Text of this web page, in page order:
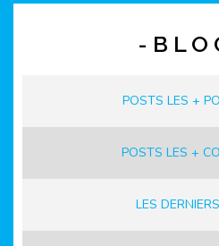
COMMUNAUTES
MANIFESTATIONS
- B L O
POSTS LES +
POSTS LES +
LES